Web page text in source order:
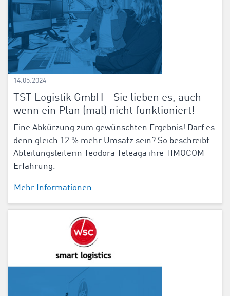
14.05.2024
TST Logistik GmbH - Sie lieben es, auch
wenn ein Plan (mal) nicht funktioniert!
Eine Abkürzung zum gewünschten Ergebnis! Darf es
denn gleich 12 % mehr Umsatz sein? So beschreibt
Abteilungsleiterin Teodora Teleaga ihre TIMOCOM
Erfahrung.
Mehr Informationen